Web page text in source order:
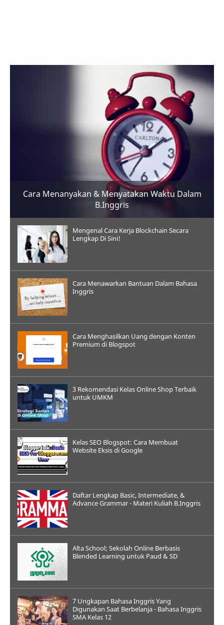
Cara Menanyakan & Menyatakan Waktu Dalam
B.Inggris
Mengenal Cara Kerja Blockchain Secara
Lengkap Di Sini!
Cara Menawarkan Bantuan Dalam Bahasa
Inggris
Cara Menghasilkan Uang dengan Konten
Premium di Blogspot
3 Rekomendasi Kelas Online Shop Terbaik
untuk UMKM
Kelas SEO Blogspot: Cara Membuat
Website Eksis di Google
Daftar Lengkap Basic, Intermediate, &
Advance Grammar - Materi Kuliah B.Inggris
Alta School; Sekolah Online Berbasis
Blended Learning untuk Paud & SD
7 Ungkapan Bahasa Inggris Yang
Digunakan Saat Berbelanja - Bahasa Inggris
SMA Kelas 12